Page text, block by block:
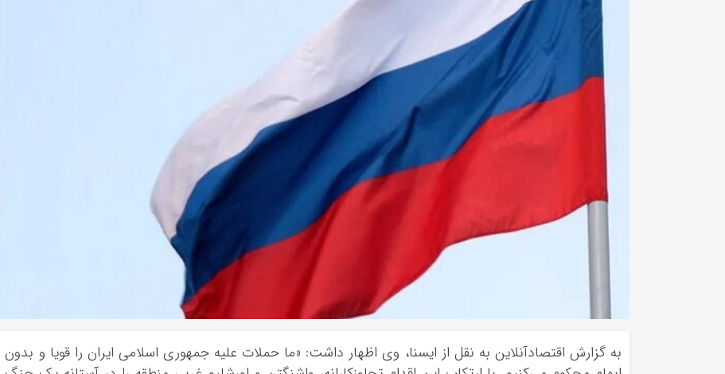
به گزارش اقتصادآنلاین به نقل از ایسنا، وی اظهار داشت: «ما حملات علیه جمهوری اسلامی ایران را قویا و بدون